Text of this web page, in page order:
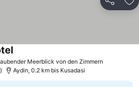
Teilen
Meerblick von den Zimmern
Preise sehen
Aydin, 0.2 km bis Kusadasi